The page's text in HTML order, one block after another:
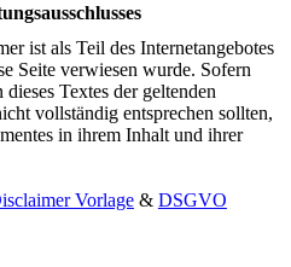
ist als Teil des Internetangebotes
Seite verwiesen wurde. Sofern
Textes der geltenden
vollständig entsprechen sollten,
in ihrem Inhalt und ihrer
Vorlage& DSGVO